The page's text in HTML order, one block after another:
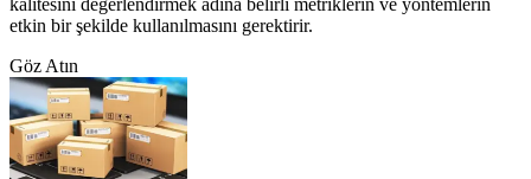
kalitesini değerlendirmek adına belirli metriklerin ve yöntemlerin
etkin bir şekilde kullanılmasını gerektirir.
Göz Atın